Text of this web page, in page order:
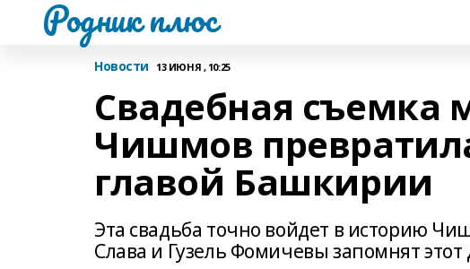
Родник плюс
Новости 13 ИЮНЯ , 10:25
Свадебная съемка
Чишмов
главой Башкирии
Эта свадьба точно войдет в историю
Слава и Гузель Фомичевы запомнят